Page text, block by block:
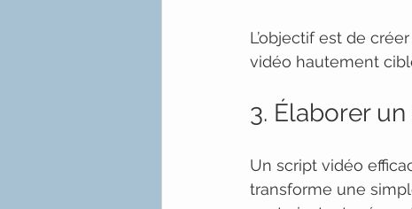
L’objectif est de
vidéo hautement
3. Élaborer
Un script vidéo
transforme une